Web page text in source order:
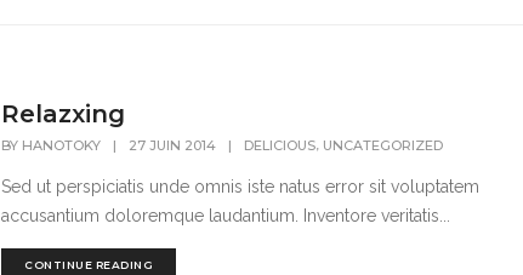
Relazxing
BY HANOTOKY | 27 JUIN 2014 | DELICIOUS, UNCATEGORIZED
Sed ut perspiciatis unde omnis iste natus error sit voluptatem
accusantium doloremque laudantium. Inventore veritatis...
CONTINUE READING